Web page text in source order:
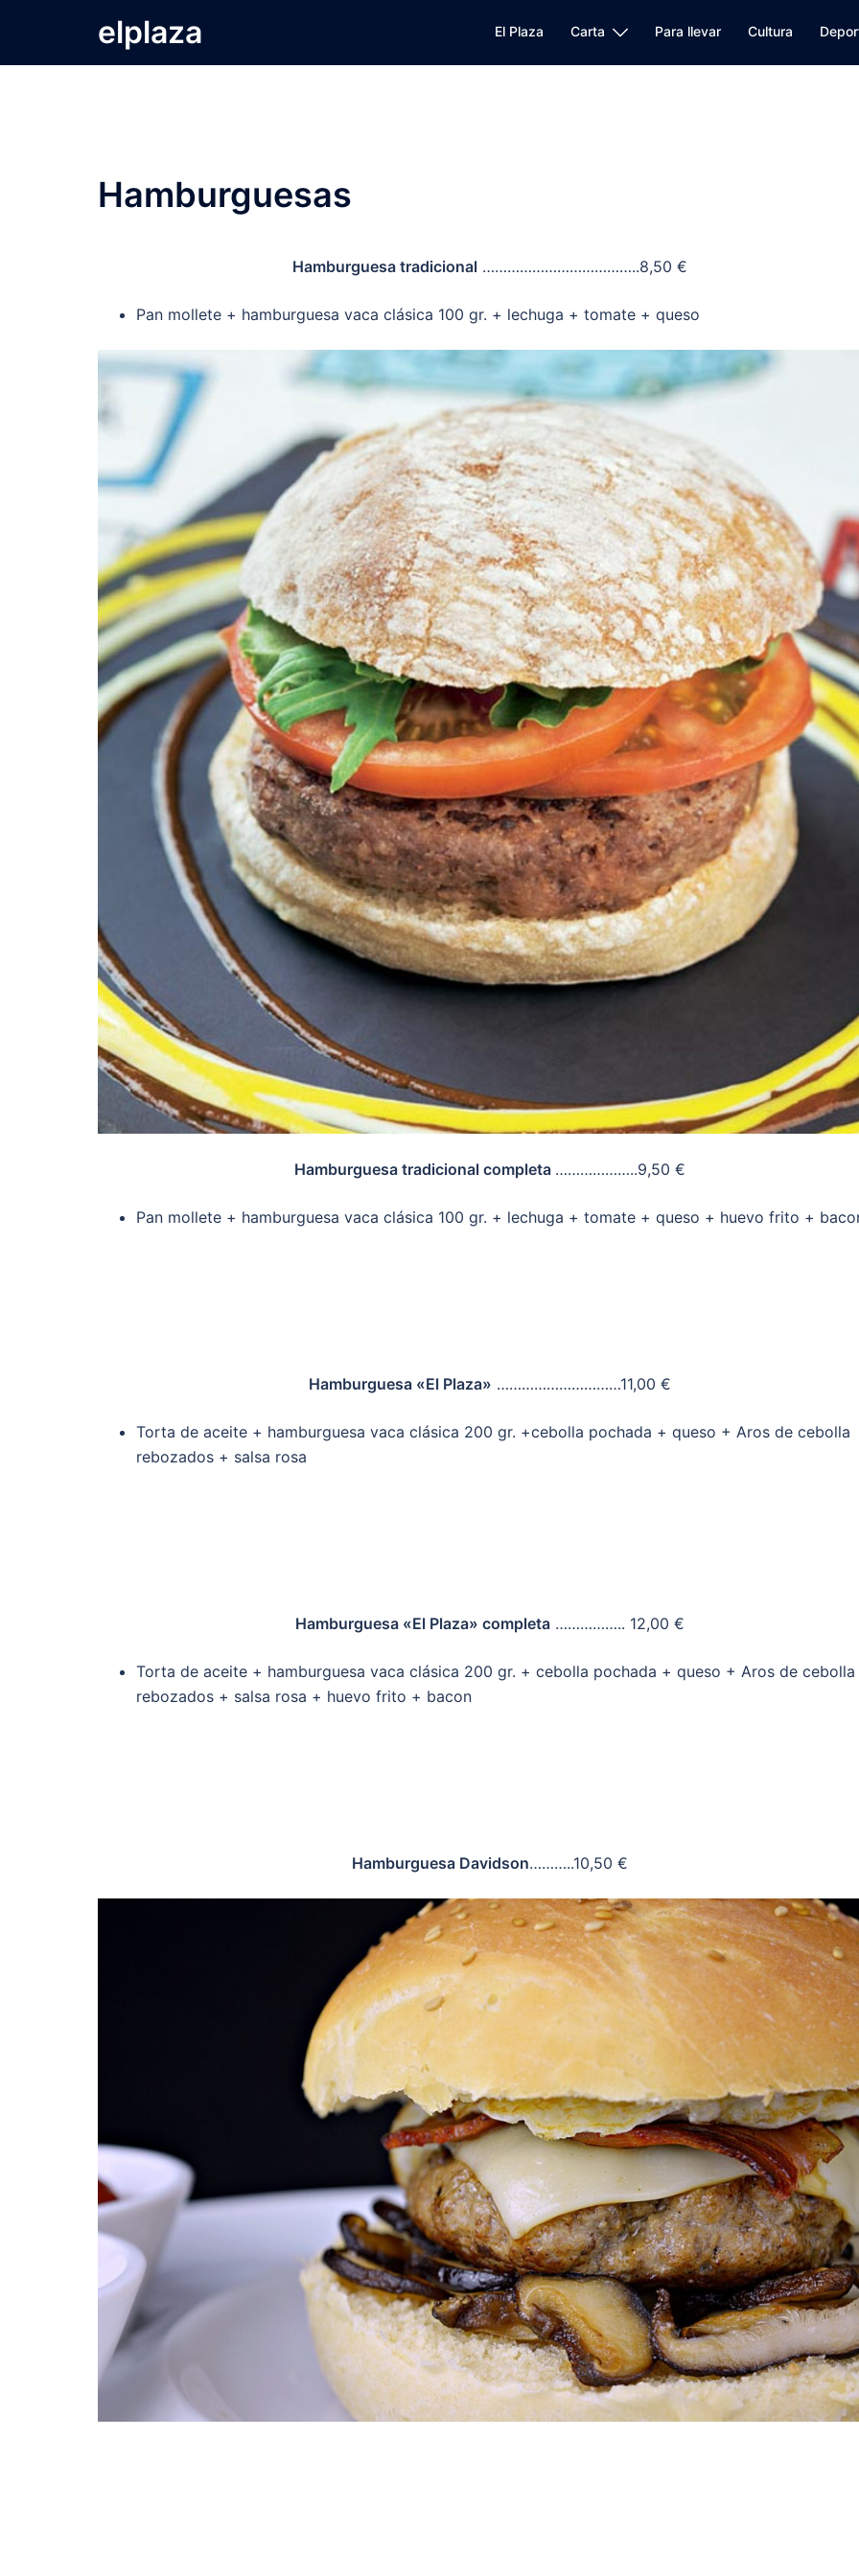
contenido
elplaza El Plaza Carta Para llevar Cultura
Hamburguesas
Hamburguesa tradicional………………………………..8,50 €
Pan mollete + hamburguesa vaca clásica 100 gr. + lechuga + tomate + queso
Hamburguesa tradicional completa ………………..9,50 €
Pan mollete + hamburguesa vaca clásica 100 gr. + lechuga + tomate + queso + huevo frito +
Hamburguesa «El Plaza» …………………………11,00 €
Torta de aceite + hamburguesa vaca clásica 200 gr. +cebolla pochada + queso + Aros de cebolla
rebozados + salsa rosa
Hamburguesa «El Plaza» completa…………….. 12,00 €
Torta de aceite + hamburguesa vaca clásica 200 gr. + cebolla pochada + queso + Aros de cebolla
rebozados + salsa rosa + huevo frito + bacon
Hamburguesa Davidson………..10,50 €